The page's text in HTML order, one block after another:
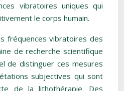
vibratoires uniques qui
le corps humain.
fréquences vibratoires des
de recherche scientifique
de distinguer ces mesures
subjectives qui sont
de la lithothérapie. Des